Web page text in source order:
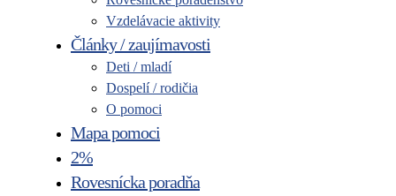
Vzdelávacie aktivity
Články / zaujímavosti
Deti / mladí
Dospelí / rodičia
O pomoci
Mapa pomoci
2%
Rovesnícka poradňa